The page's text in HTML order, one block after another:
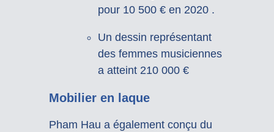
pour 10 500 € en 2020.
Un dessin représentant
des femmes musiciennes
a atteint 210 000 €
Mobilier en laque
Pham Hau a également conçu du